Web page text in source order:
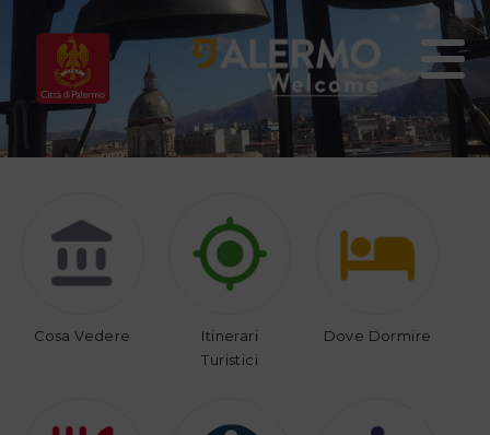
Home
Vivi
Palermo
Organizza
tuo
Cosa Vedere
Itinerari
Turistici
Dove Dormire